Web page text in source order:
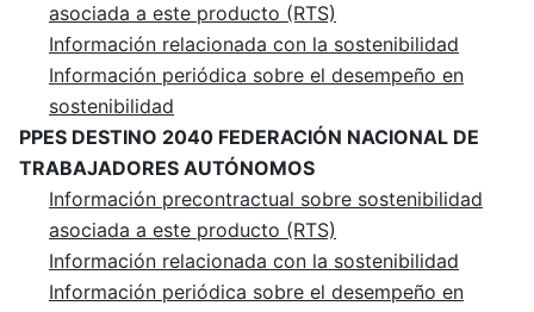
asociada a este producto (RTS)
Información relacionada con la sostenibilidad
Información periódica sobre el desempeño en
sostenibilidad
PPES DESTINO 2040 FEDERACIÓN NACIONAL DE
TRABAJADORES AUTÓNOMOS
Información precontractual sobre sostenibilidad
asociada a este producto (RTS)
Información relacionada con la sostenibilidad
Información periódica sobre el desempeño en